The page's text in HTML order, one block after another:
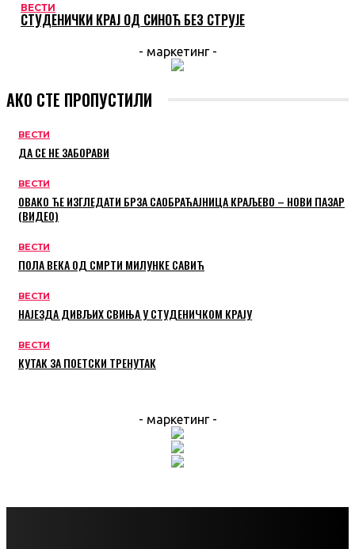
ВЕСТИ
СТУДЕНИЧКИ КРАЈ ОД СИНОЋ БЕЗ СТРУЈЕ
- маркетинг -
АКО СТЕ ПРОПУСТИЛИ
ВЕСТИ
ДА СЕ НЕ ЗАБОРАВИ
ВЕСТИ
ОВАКО ЋЕ ИЗГЛЕДАТИ БРЗА САОБРАЋАЈНИЦА КРАЉЕВО – НОВИ ПАЗАР
(ВИДЕО)
ВЕСТИ
ПОЛА ВЕКА ОД СМРТИ МИЛУНКЕ САВИЋ
ВЕСТИ
НАЈЕЗДА ДИВЉИХ СВИЊА У СТУДЕНИЧКОМ КРАЈУ
ВЕСТИ
КУТАК ЗА ПОЕТСКИ ТРЕНУТАК
- маркетинг -